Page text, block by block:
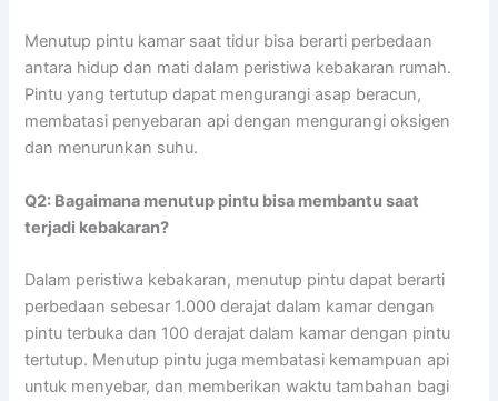
Menutup pintu kamar saat tidur bisa berarti perbedaan
antara hidup dan mati dalam peristiwa kebakaran rumah.
Pintu yang tertutup dapat mengurangi asap beracun,
membatasi penyebaran api dengan mengurangi oksigen
dan menurunkan suhu.
Q2: Bagaimana menutup pintu bisa membantu saat
terjadi kebakaran?
Dalam peristiwa kebakaran, menutup pintu dapat berarti
perbedaan sebesar 1.000 derajat dalam kamar dengan
pintu terbuka dan 100 derajat dalam kamar dengan pintu
tertutup. Menutup pintu juga membatasi kemampuan api
untuk menyebar, dan memberikan waktu tambahan bagi